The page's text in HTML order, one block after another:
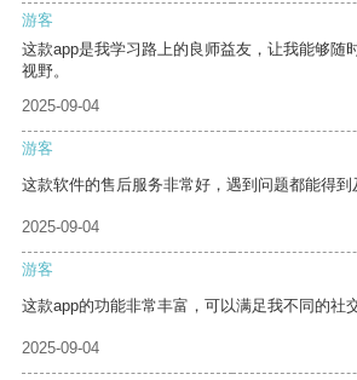
游客
这款app是我学习路上的良师益友，让我能够随
视野。
2025-09-04
游客
这款软件的售后服务非常好，遇到问题都能得到
2025-09-04
游客
这款app的功能非常丰富，可以满足我不同的社
2025-09-04